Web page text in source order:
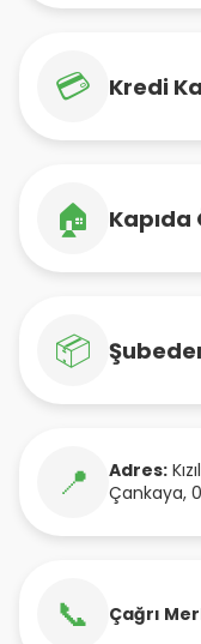
💳 Kredi
🏠 Kapıda
📦
📍 Adres:
Çankaya,
📞 Çağrı